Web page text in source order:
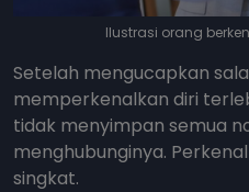
Ilustrasi orang
Setelah mengucapkan
memperkenalkan diri
tidak menyimpan semua
menghubunginya.
singkat.